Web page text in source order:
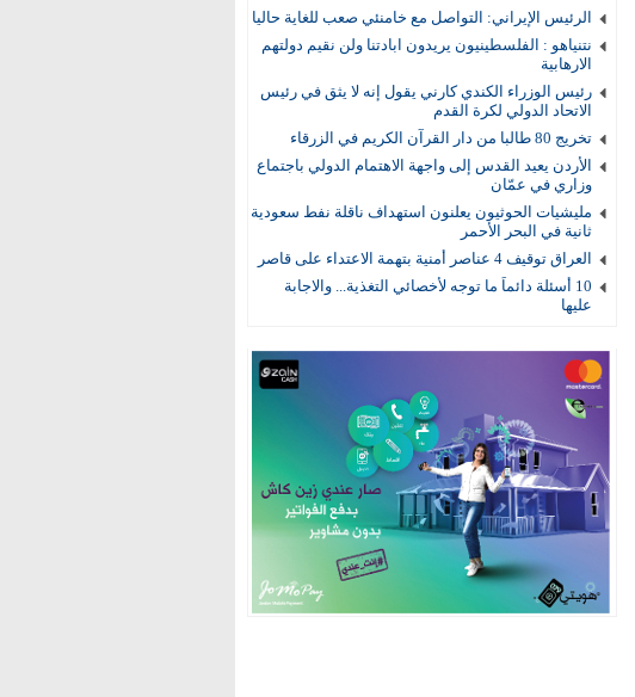
الرئيس الإيراني: التواصل مع خامنئي صعب للغاية حاليا
نتنياهو : الفلسطينيون يريدون ابادتنا ولن نقيم دولتهم
الارهابية
رئيس الوزراء الكندي كارني يقول إنه لا يثق في رئيس
الاتحاد الدولي لكرة القدم
تخريج 80 طالبا من دار القرآن الكريم في الزرقاء
الأردن يعيد القدس إلى واجهة الاهتمام الدولي باجتماع
وزاري في عمّان
مليشيات الحوثيون يعلنون استهداف ناقلة نفط سعودية
ثانية في البحر الأحمر
العراق توقيف 4 عناصر أمنية بتهمة الاعتداء على قاصر
10 أسئلة دائماً ما توجه لأخصائي التغذية... والاجابة
عليها